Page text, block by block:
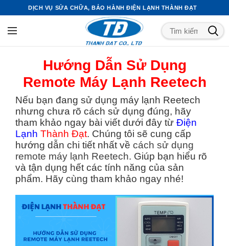
DỊCH VỤ SỬA CHỮA, BẢO HÀNH ĐIỆN LẠNH THÀNH ĐẠT
Hướng Dẫn Sử Dụng
Remote Máy Lạnh Reetech
Nếu bạn đang sử dụng máy lạnh Reetech
nhưng chưa rõ cách sử dụng đúng, hãy
tham khảo ngay bài viết dưới đây từ Điện
Lạnh Thành Đạt. Chúng tôi sẽ cung cấp
hướng dẫn chi tiết nhất về cách sử dụng
remote máy lạnh Reetech. Giúp bạn hiểu rõ
và tận dụng hết các tính năng của sản
phẩm. Hãy cùng tham khảo ngay nhé!